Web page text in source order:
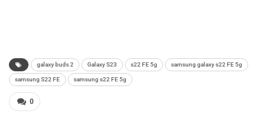
galaxy buds 2 Galaxy S23 s22 FE 5g samsung galaxy s22 FE 5g
samsung S22 FE samsung s22 FE 5g
0